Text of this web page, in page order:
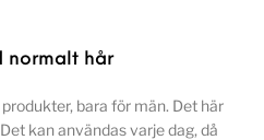
normalt hår
bara för män. Det här
kan användas varje dag, då